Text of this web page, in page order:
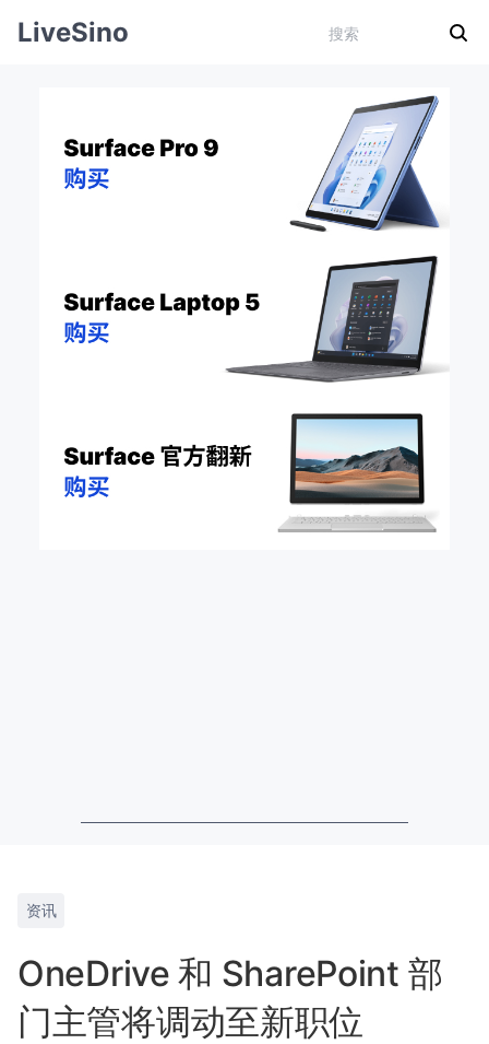
LiveSino
资讯
OneDrive 和 SharePoint 部
门主管将调动至新职位